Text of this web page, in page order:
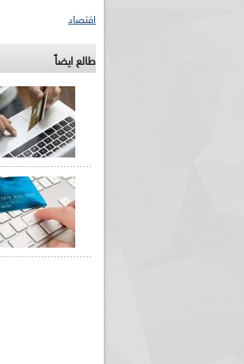
اقتصاد
طالع ايضاً